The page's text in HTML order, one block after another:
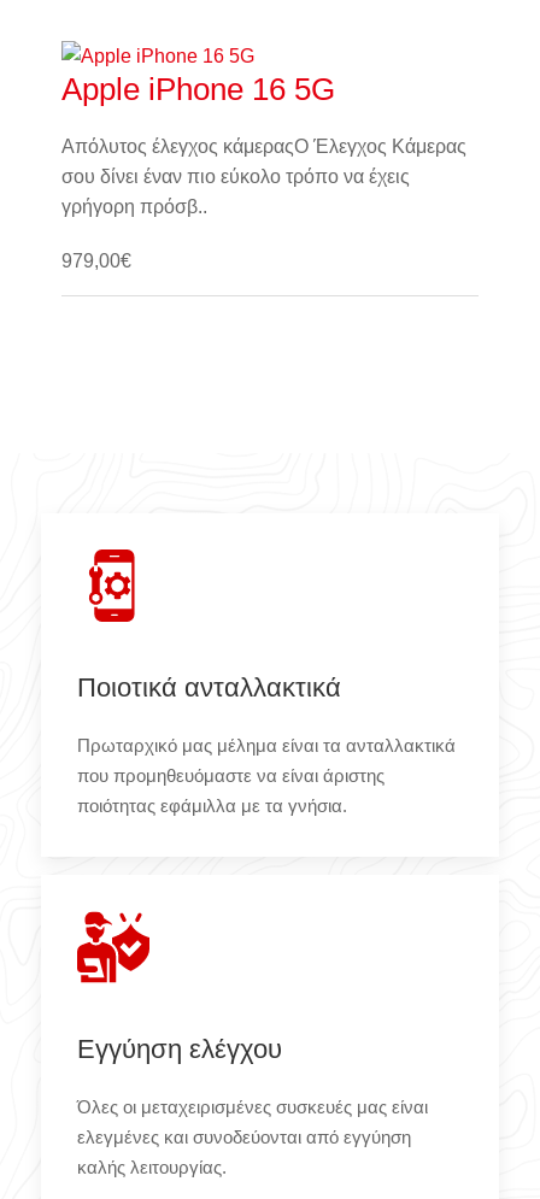
Apple iPhone 16 5G
Απόλυτος έλεγχος κάμεραςΟ Έλεγχος Κάμερας
σου δίνει έναν πιο εύκολο τρόπο να έχεις
γρήγορη πρόσβ..
979,00€
Ποιοτικά ανταλλακτικά
Πρωταρχικό μας μέλημα είναι τα ανταλλακτικά
που προμηθευόμαστε να είναι άριστης
ποιότητας εφάμιλλα με τα γνήσια.
Εγγύηση ελέγχου
Όλες οι μεταχειρισμένες συσκευές μας είναι
ελεγμένες και συνοδεύονται από εγγύηση
καλής λειτουργίας.